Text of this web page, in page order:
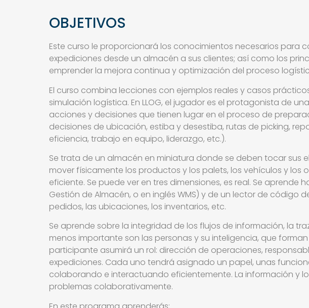
OBJETIVOS
Este curso le proporcionará los conocimientos necesarios
expediciones desde un almacén a sus clientes; así como los
emprender la mejora continua y optimización del proceso
El curso combina lecciones con ejemplos reales y casos
simulación logística. En LLOG, el jugador es el protagonista de
acciones y decisiones que tienen lugar en el proceso de
decisiones de ubicación, estiba y desestiba, rutas de picking,
eficiencia, trabajo en equipo, liderazgo, etc.).
Se trata de un almacén en miniatura donde se deben tocar sus
mover físicamente los productos y los palets, los vehículos y
eficiente. Se puede ver en tres dimensiones, es real. Se
Gestión de Almacén, o en inglés WMS) y de un lector de código
pedidos, las ubicaciones, los inventarios, etc.
Se aprende sobre la integridad de los flujos de información, la
menos importante son las personas y su inteligencia, que
participante asumirá un rol: dirección de operaciones,
expediciones. Cada uno tendrá asignado un papel, unas
colaborando e interactuando eficientemente. La información y
problemas colaborativamente.